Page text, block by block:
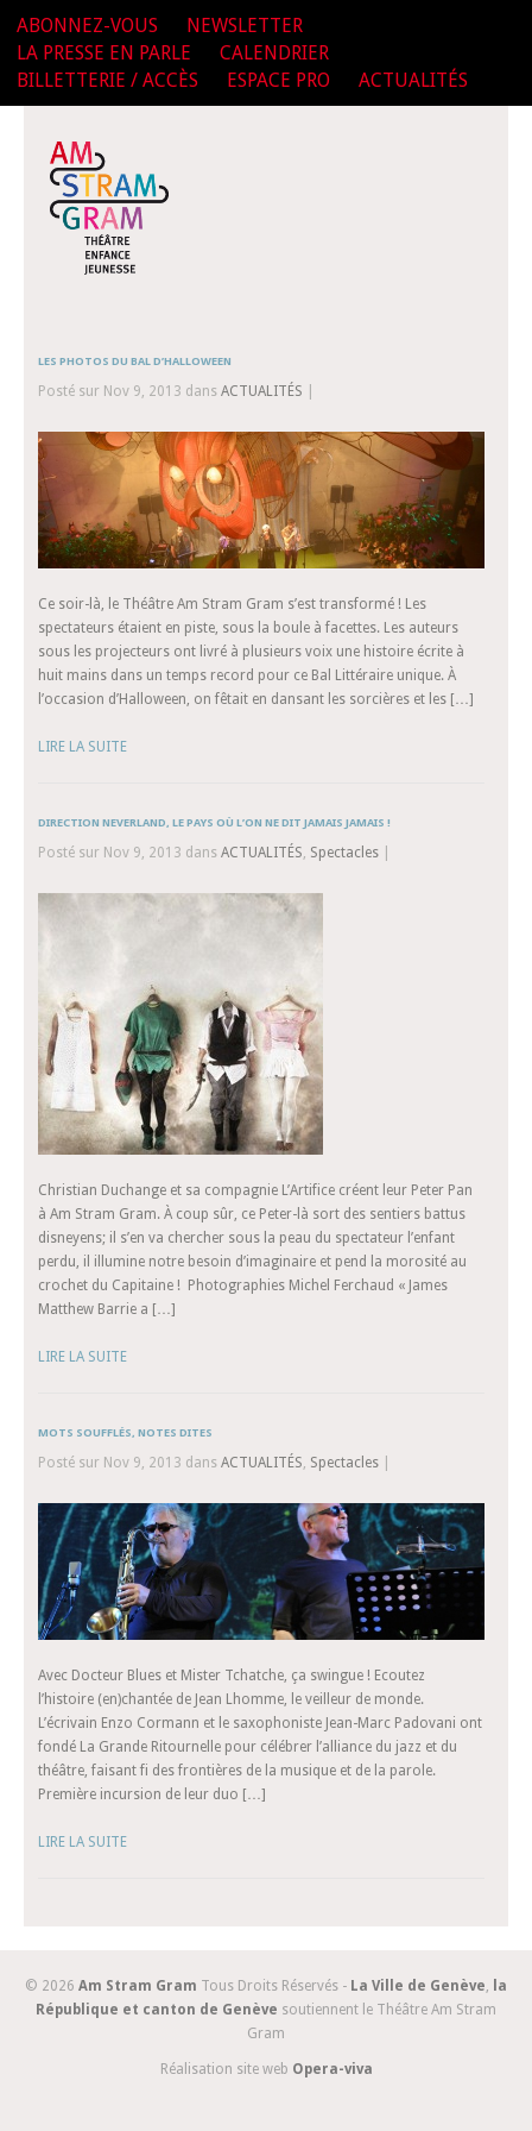
ABONNEZ-VOUS
NEWSLETTER
LA PRESSE EN PARLE
CALENDRIER
BILLETTERIE / ACCÈS
ESPACE PRO ACTUALITÉS
LES PHOTOS DU BAL D’HALLOWEEN
Posté sur Nov 9, 2013 dansACTUALITÉS
Ce soir-là, le Théâtre Am Stram Gram s’est transformé ! Les
spectateurs étaient en piste, sous la boule à facettes. Les auteurs
sous les projecteurs ont livré à plusieurs voix une histoire écrite à
huit mains dans un temps record pour ce Bal Littéraire unique. À
l’occasion d’Halloween, on fêtait en dansant les sorcières et les […]
LIRE LA SUITE
DIRECTION NEVERLAND, LE PAYS OÙ L’ON NE DIT JAMAIS JAMAIS !
Posté sur Nov 9, 2013 dansACTUALITÉS, Spectacles
Christian Duchange et sa compagnie L’Artifice créent leur Peter Pan
à Am Stram Gram. À coup sûr, ce Peter-là sort des sentiers battus
disneyens; il s’en va chercher sous la peau du spectateur l’enfant
perdu, il illumine notre besoin d’imaginaire et pend la morosité au
crochet du Capitaine ! Photographies Michel Ferchaud « James
Matthew Barrie a […]
LIRE LA SUITE
MOTS SOUFFLÉS, NOTES DITES
Posté sur Nov 9, 2013 dansACTUALITÉS, Spectacles
Avec Docteur Blues et Mister Tchatche, ça swingue ! Ecoutez
l’histoire (en)chantée de Jean Lhomme, le veilleur de monde.
L’écrivain Enzo Cormann et le saxophoniste Jean-Marc Padovani ont
fondé La Grande Ritournelle pour célébrer l’alliance du jazz et du
théâtre, faisant fi des frontières de la musique et de la parole.
Première incursion de leur duo […]
LIRE LA SUITE
© 2026 Am Stram Gram Tous Droits Réservés - La Ville de Genève,
la
République et canton de Genève soutiennent le Théâtre Am Stram
Gram
Réalisation site web Opera-viva